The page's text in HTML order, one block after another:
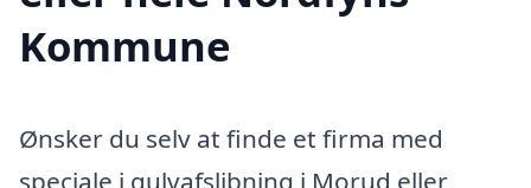
Kommune
Ønsker du selv at finde et firma med
speciale i gulvafslibning i Morud eller